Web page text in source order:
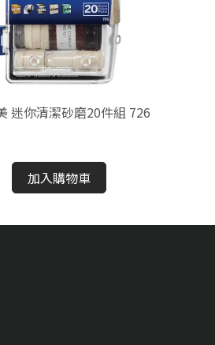
迷你清潔砂磨20件組 726
加入購物車